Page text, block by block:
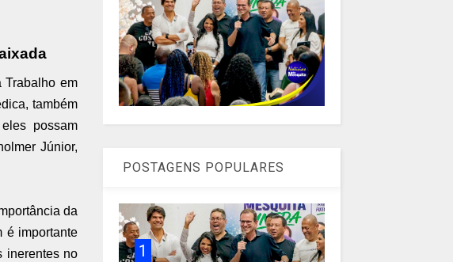
Trabalho em
também
possam
Júnior,
da
é importante
inerentes no
POSTAGENS POPULARES
1